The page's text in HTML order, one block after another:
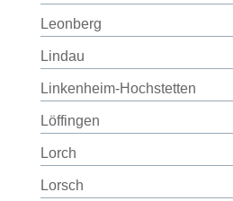
Leonberg
Lindau
Linkenheim-Hochstetten
Löffingen
Lorch
Lorsch